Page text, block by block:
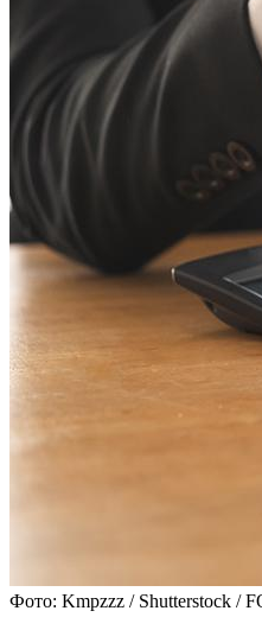
Фото: Kmpzzz / Shutterstock /